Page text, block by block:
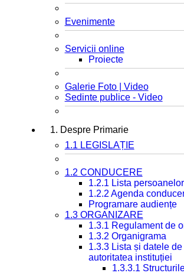
Evenimente
Servicii online
Proiecte
Galerie Foto | Video
Sedinte publice - Video
1. Despre Primarie
1.1 LEGISLAȚIE
1.2 CONDUCERE
1.2.1 Lista
1.2.2 Agenda
Programare audiențe
1.3 ORGANIZARE
1.3.1 Regulament de
1.3.2 Organigrama
1.3.3 Lista și datele
autoritatea instituției
1.3.3.1